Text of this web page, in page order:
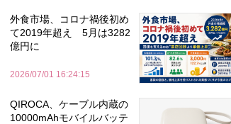
外食市場、コロナ禍後初め
て2019年超え 5月は3282
億円に
2026/07/01 16:24:15
QIROCA、ケーブル内蔵の
10000mAhモバイルバッテ